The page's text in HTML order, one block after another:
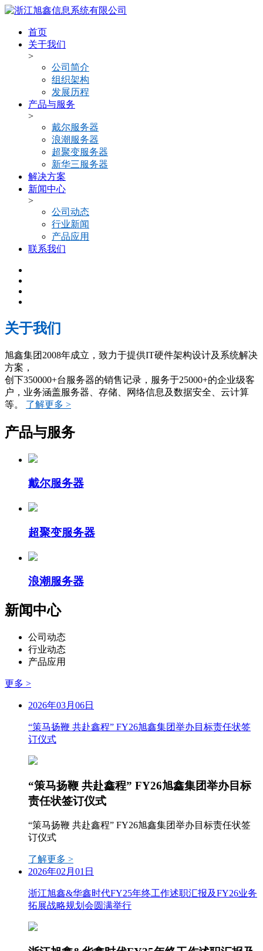
首页
关于我们
>
公司简介
组织架构
发展历程
产品与服务
>
戴尔服务器
浪潮服务器
超聚变服务器
新华三服务器
解决方案
新闻中心
>
公司动态
行业新闻
产品应用
联系我们
关于我们
旭鑫集团2008年成立，致力于提供IT硬件架构设计及系统解决
方案，
创下350000+台服务器的销售记录，服务于25000+的企业级客
户，业务涵盖服务器、存储、网络信息及数据安全、云计算
等。 了解更多 >
产品与服务
戴尔服务器
超聚变服务器
浪潮服务器
新闻中心
公司动态
行业动态
产品应用
更多 >
2026年03月06日
“策马扬鞭 共赴鑫程” FY26旭鑫集团举办目标责任状签
订仪式
“策马扬鞭 共赴鑫程” FY26旭鑫集团举办目标
责任状签订仪式
“策马扬鞭 共赴鑫程” FY26旭鑫集团举办目标责任状签
订仪式
了解更多 >
2026年02月01日
浙江旭鑫&华鑫时代FY25年终工作述职汇报及FY26业务
拓展战略规划会圆满举行